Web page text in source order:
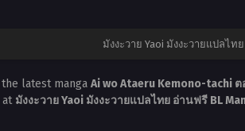
มังงะวาย Yaoi มังงะวายแปลไท
the latest manga Ai wo Ataeru Kemono-tachi
at มังงะวาย Yaoi มังงะวายแปลไทย อ่านฟรี BL